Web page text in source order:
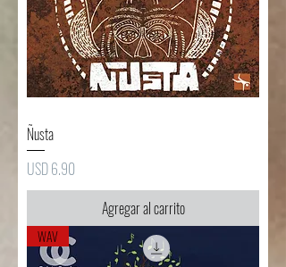
Ñusta
Precio
USD 6.90
Agregar al carrito
WAV